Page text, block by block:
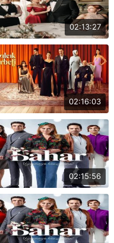
02:13:27
02:16:03
02:15:56